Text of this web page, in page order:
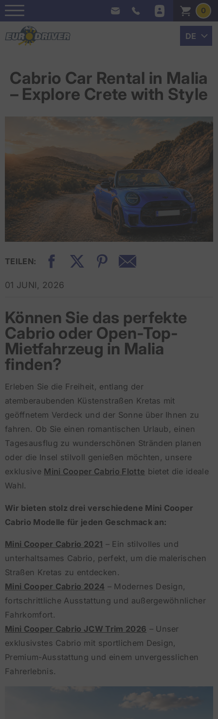
0
Cabrio Car Rental in Malia
– Explore Crete with Style
TEILEN:
01 JUNI, 2026
Können Sie das perfekte
Cabrio oder Open-Top-
Mietfahrzeug in Malia
finden?
Erleben Sie die Freiheit, entlang der
atemberaubenden Küstenstraßen Kretas mit
geöffnetem Verdeck und der Sonne über Ihnen zu
fahren. Ob Sie einen romantischen Urlaub, einen
Tagesausflug zu wunderschönen Stränden planen
oder die Insel stilvoll genießen möchten, unsere
exklusive Mini Cooper Cabrio Flotte bietet die ideale
Wahl.
Wir bieten stolz drei verschiedene Mini Cooper
Cabrio Modelle für jeden Geschmack an:
Mini Cooper Cabrio 2021 – Ein stilvolles und
unterhaltsames Cabrio, perfekt, um die malerischen
Straßen Kretas zu entdecken.
Mini Cooper Cabrio 2024 – Modernes Design,
fortschrittliche Ausstattung und außergewöhnlicher
Fahrkomfort.
Mini Cooper Cabrio JCW Trim 2026 – Unser
exklusivstes Cabrio mit sportlichem Design,
Premium-Ausstattung und einem unvergesslichen
Fahrerlebnis.